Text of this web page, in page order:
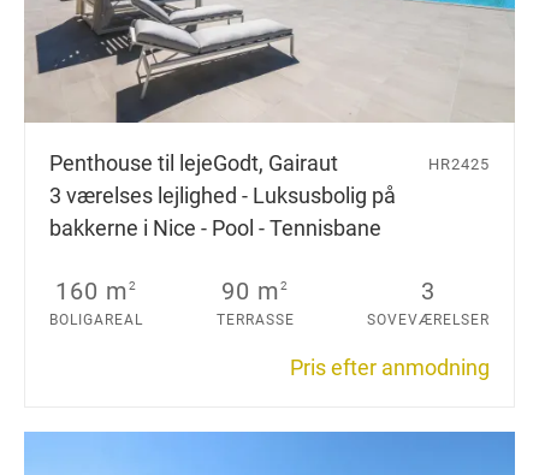
Penthouse til lejeGodt, Gairaut
3 værelses lejlighed - Luksusbolig på
bakkerne i Nice - Pool - Tennisbane
HR2425
160 m2
BOLIGAREAL
90 m2
TERRASSE
3
SOVEVÆRELSER
Pris efter anmodning